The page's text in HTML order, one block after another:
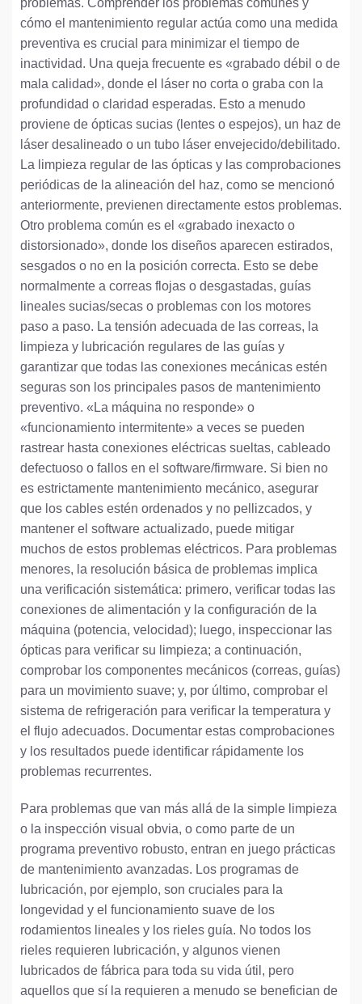
cómo el mantenimiento regular actúa como una medida
preventiva es crucial para minimizar el tiempo de
inactividad. Una queja frecuente es «grabado débil o de
mala calidad», donde el láser no corta o graba con la
profundidad o claridad esperadas. Esto a menudo
proviene de ópticas sucias (lentes o espejos), un haz de
láser desalineado o un tubo láser envejecido/debilitado.
La limpieza regular de las ópticas y las comprobaciones
periódicas de la alineación del haz, como se mencionó
anteriormente, previenen directamente estos problemas.
Otro problema común es el «grabado inexacto o
distorsionado», donde los diseños aparecen estirados,
sesgados o no en la posición correcta. Esto se debe
normalmente a correas flojas o desgastadas, guías
lineales sucias/secas o problemas con los motores
paso a paso. La tensión adecuada de las correas, la
limpieza y lubricación regulares de las guías y
garantizar que todas las conexiones mecánicas estén
seguras son los principales pasos de mantenimiento
preventivo. «La máquina no responde» o
«funcionamiento intermitente» a veces se pueden
rastrear hasta conexiones eléctricas sueltas, cableado
defectuoso o fallos en el software/firmware. Si bien no
es estrictamente mantenimiento mecánico, asegurar
que los cables estén ordenados y no pellizcados, y
mantener el software actualizado, puede mitigar
muchos de estos problemas eléctricos. Para problemas
menores, la resolución básica de problemas implica
una verificación sistemática: primero, verificar todas las
conexiones de alimentación y la configuración de la
máquina (potencia, velocidad); luego, inspeccionar las
ópticas para verificar su limpieza; a continuación,
comprobar los componentes mecánicos (correas, guías)
para un movimiento suave; y, por último, comprobar el
sistema de refrigeración para verificar la temperatura y
el flujo adecuados. Documentar estas comprobaciones
y los resultados puede identificar rápidamente los
problemas recurrentes.
Para problemas que van más allá de la simple limpieza
o la inspección visual obvia, o como parte de un
programa preventivo robusto, entran en juego prácticas
de mantenimiento avanzadas. Los programas de
lubricación, por ejemplo, son cruciales para la
longevidad y el funcionamiento suave de los
rodamientos lineales y los rieles guía. No todos los
rieles requieren lubricación, y algunos vienen
lubricados de fábrica para toda su vida útil, pero
aquellos que sí la requieren a menudo se benefician de